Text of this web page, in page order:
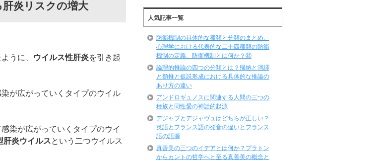
炎リスクの増大
うに、 ウイルス性肝炎を引き起
が広がっていくタイプのウイル
染が広がっていくタイプのウイ
肝炎ウイルスという二つウイルス
人気記事一覧
防衛機制の具体的な種類と分類のまとめ、
心理学における代表的な二十四種類の防衛
機制の定義、防衛機制とは何か？㉛
論理的推論の四つの分類とは？帰納と演繹
と類推と仮説形成における具体的な推論の
あり方の違い
アンドロギュノスに関連する人間の三つの
種族と同性愛の神話的起源
デジャブとデジャヴュはどちらが正しい？
英語とフランス語の発音の違いとフランス
語の語源
真善美の三つのイデアとは何か？プラトン
からカントの哲学へと至る真善美の概念と